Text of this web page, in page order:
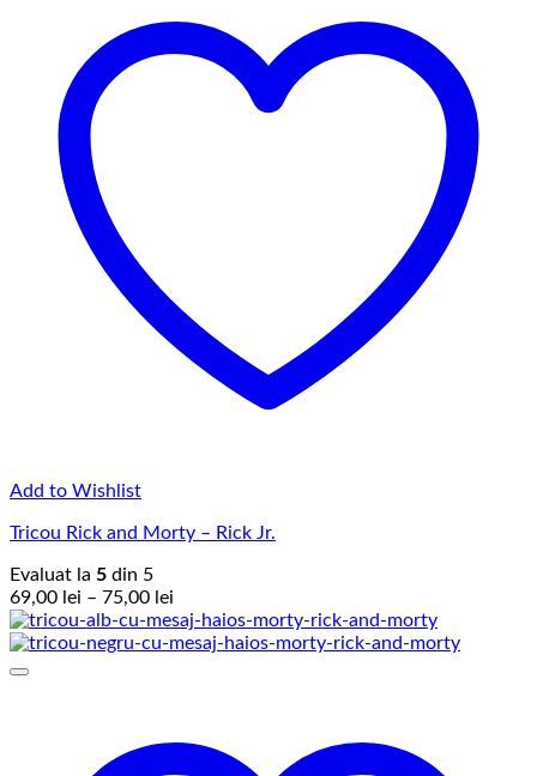
Add to Wishlist
Tricou Rick and Morty – Rick Jr.
Evaluat la 5 din 5
69,00 lei – 75,00 lei
de
prețuri: